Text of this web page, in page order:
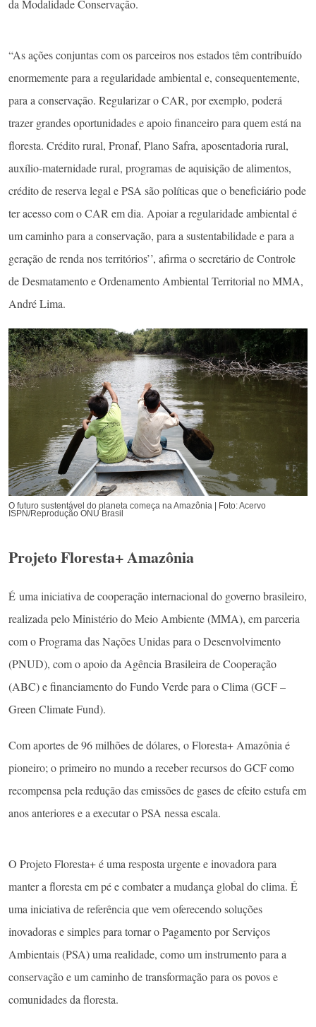
da Modalidade Conservação.
“As ações conjuntas com os parceiros nos estados têm contribuído
enormemente para a regularidade ambiental e, consequentemente,
para a conservação. Regularizar o CAR, por exemplo, poderá
trazer grandes oportunidades e apoio financeiro para quem está na
floresta. Crédito rural, Pronaf, Plano Safra, aposentadoria rural,
auxílio-maternidade rural, programas de aquisição de alimentos,
crédito de reserva legal e PSA são políticas que o beneficiário pode
ter acesso com o CAR em dia. Apoiar a regularidade ambiental é
um caminho para a conservação, para a sustentabilidade e para a
geração de renda nos territórios’’, afirma o secretário de Controle
de Desmatamento e Ordenamento Ambiental Territorial no MMA,
André Lima.
O futuro sustentável do planeta começa na Amazônia | Foto: Acervo
ISPN/Reprodução ONU Brasil
Projeto Floresta+ Amazônia
É uma iniciativa de cooperação internacional do governo brasileiro,
realizada pelo Ministério do Meio Ambiente (MMA), em parceria
com o Programa das Nações Unidas para o Desenvolvimento
(PNUD), com o apoio da Agência Brasileira de Cooperação
(ABC) e financiamento do Fundo Verde para o Clima (GCF –
Green Climate Fund).
Com aportes de 96 milhões de dólares, o Floresta+ Amazônia é
pioneiro; o primeiro no mundo a receber recursos do GCF como
recompensa pela redução das emissões de gases de efeito estufa em
anos anteriores e a executar o PSA nessa escala.
O Projeto Floresta+ é uma resposta urgente e inovadora para
manter a floresta em pé e combater a mudança global do clima. É
uma iniciativa de referência que vem oferecendo soluções
inovadoras e simples para tornar o Pagamento por Serviços
Ambientais (PSA) uma realidade, como um instrumento para a
conservação e um caminho de transformação para os povos e
comunidades da floresta.